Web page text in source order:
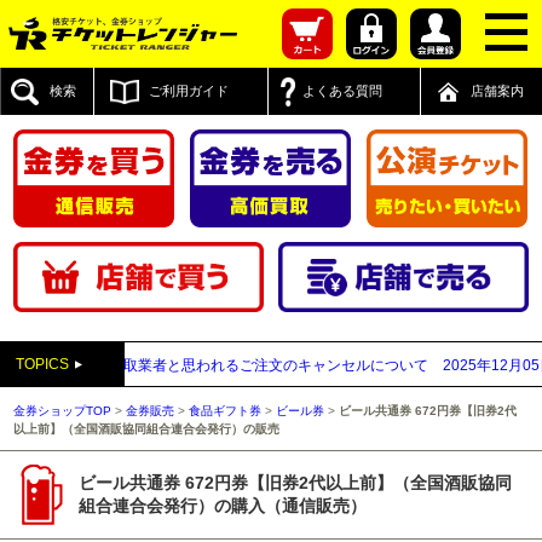
検索 ご利用ガイド よくある質問 店舗案内
TOPICS
が先払い買取業者と思われるご注文のキャンセルについて 2025年12月05日 【
金券ショップTOP >金券販売 >食品ギフト券 > ビール券 > ビール共通券 672円券【旧券2代
以上前】（全国酒販協同組合連合会発行）の販売
ビール共通券 672円券【旧券2代以上前】（全国酒販協同
組合連合会発行）の購入（通信販売）